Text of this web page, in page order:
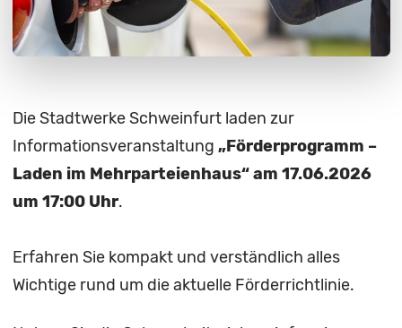
Die Stadtwerke Schweinfurt laden zur
Informationsveranstaltung „Förderprogramm –
Laden im Mehrparteienhaus“ am 17.06.2026
um 17:00 Uhr.
Erfahren Sie kompakt und verständlich alles
Wichtige rund um die aktuelle Förderrichtlinie.